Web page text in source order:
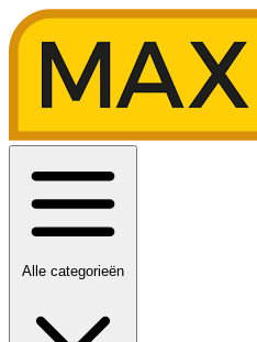
Alle categorieën